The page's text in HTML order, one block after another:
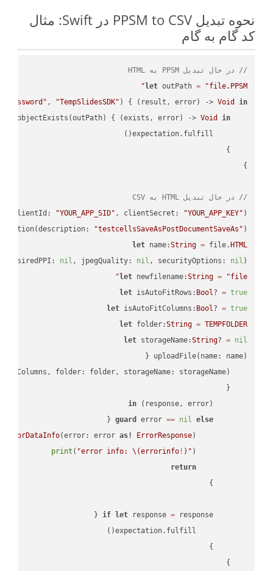
نحوه تبدیل PPSM to CSV در Swift: مثال
کد گام به گام
// در حال تبدیل PPSM به HTML
let outPath =
"file.PPSM"
"password" , "TempSlidesSDK" ) { (result, error) -> Void
in
.objectExists(outPath) { (exists, error) -> Void
in
// در حال تبدیل HTML به CSV
(clientId: "YOUR_APP_SID" , clientSecret: "YOUR_APP_KEY" );
"testcellsSaveAsPostDocumentSaveAs" )
let name:String = file. HTML
, desiredPPI: nil , jpegQuality: nil , securityOptions: nil )
let newfilename:String =
"file"
let isAutoFitRows: Bool? = true
let isAutoFitColumns: Bool? = true
let folder:String = TEMPFOLDER
let storageName:String? = nil
        (response, error)
in
guard
error == nil else
(error: error as!
ErrorResponse
print ( "error info: \(errorinfo! ) "
return
if let response =